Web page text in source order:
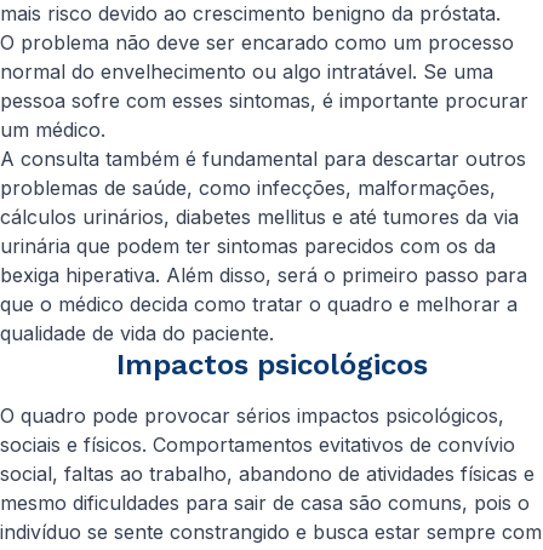
mais risco devido ao crescimento benigno da próstata.
O problema não deve ser encarado como um processo
normal do envelhecimento ou algo intratável. Se uma
pessoa sofre com esses sintomas, é importante procurar
um médico.
A consulta também é fundamental para descartar outros
problemas de saúde, como infecções, malformações,
cálculos urinários, diabetes mellitus e até tumores da via
urinária que podem ter sintomas parecidos com os da
bexiga hiperativa. Além disso, será o primeiro passo para
que o médico decida como tratar o quadro e melhorar a
qualidade de vida do paciente.
Impactos psicológicos
O quadro pode provocar sérios impactos psicológicos,
sociais e físicos. Comportamentos evitativos de convívio
social, faltas ao trabalho, abandono de atividades físicas e
mesmo dificuldades para sair de casa são comuns, pois o
indivíduo se sente constrangido e busca estar sempre com